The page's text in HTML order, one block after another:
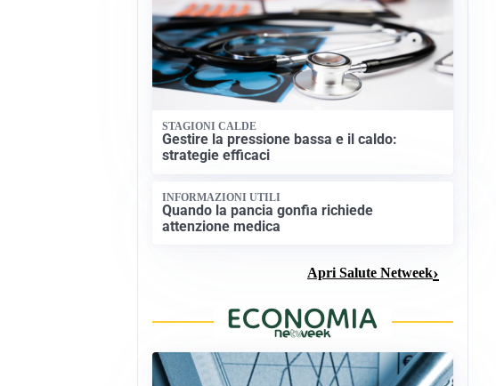
STAGIONI CALDE
Gestire la pressione bassa e il caldo:
strategie efficaci
INFORMAZIONI UTILI
Quando la pancia gonfia richiede
attenzione medica
Apri Salute Netweek